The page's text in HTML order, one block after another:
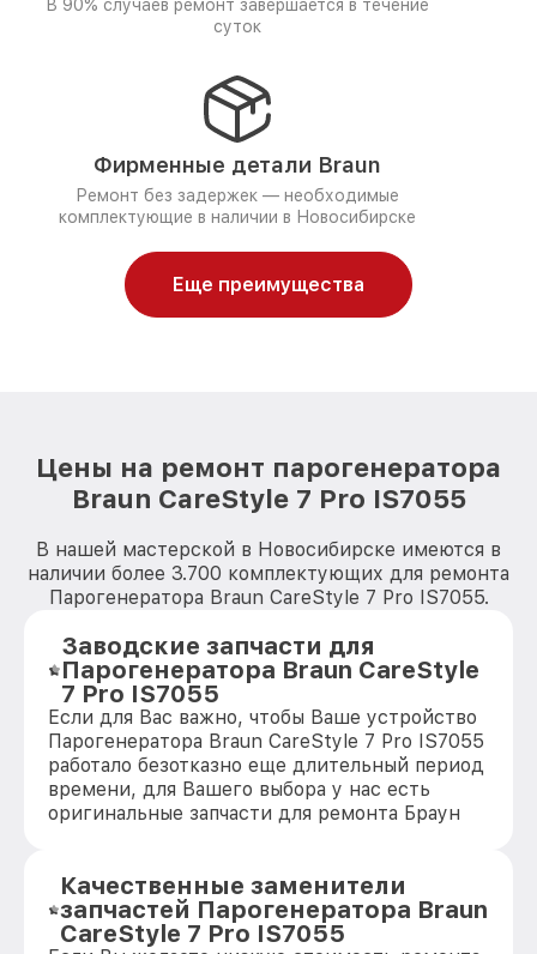
В 90% случаев ремонт завершается в течение
суток
Фирменные детали Braun
Ремонт без задержек — необходимые
комплектующие в наличии в Новосибирске
Еще преимущества
Цены на ремонт парогенератора
Braun CareStyle 7 Pro IS7055
В нашей мастерской в Новосибирске имеются в
наличии более 3.700 комплектующих для ремонта
Парогенератора Braun CareStyle 7 Pro IS7055.
Заводские запчасти для
Парогенератора Braun CareStyle
7 Pro IS7055
Если для Вас важно, чтобы Ваше устройство
Парогенератора Braun CareStyle 7 Pro IS7055
работало безотказно еще длительный период
времени, для Вашего выбора у нас есть
оригинальные запчасти для ремонта Браун
Качественные заменители
запчастей Парогенератора Braun
CareStyle 7 Pro IS7055